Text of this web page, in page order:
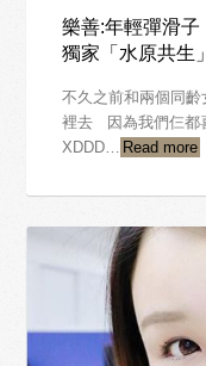
樂善:年輕彈滑
獨家「水原共生
不久之前和兩個同
裡去 因為我們仨都
XDDD… Read more